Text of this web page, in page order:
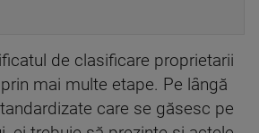
de clasificare proprietarii
mai multe etape. Pe lângă
care se găsesc pe